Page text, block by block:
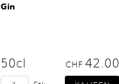
Gin
50cl CHF 42.00